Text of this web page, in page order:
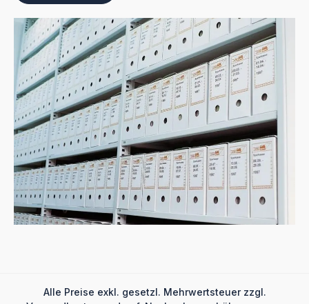
Alle Preise exkl. gesetzl. Mehrwertsteuer zzgl.